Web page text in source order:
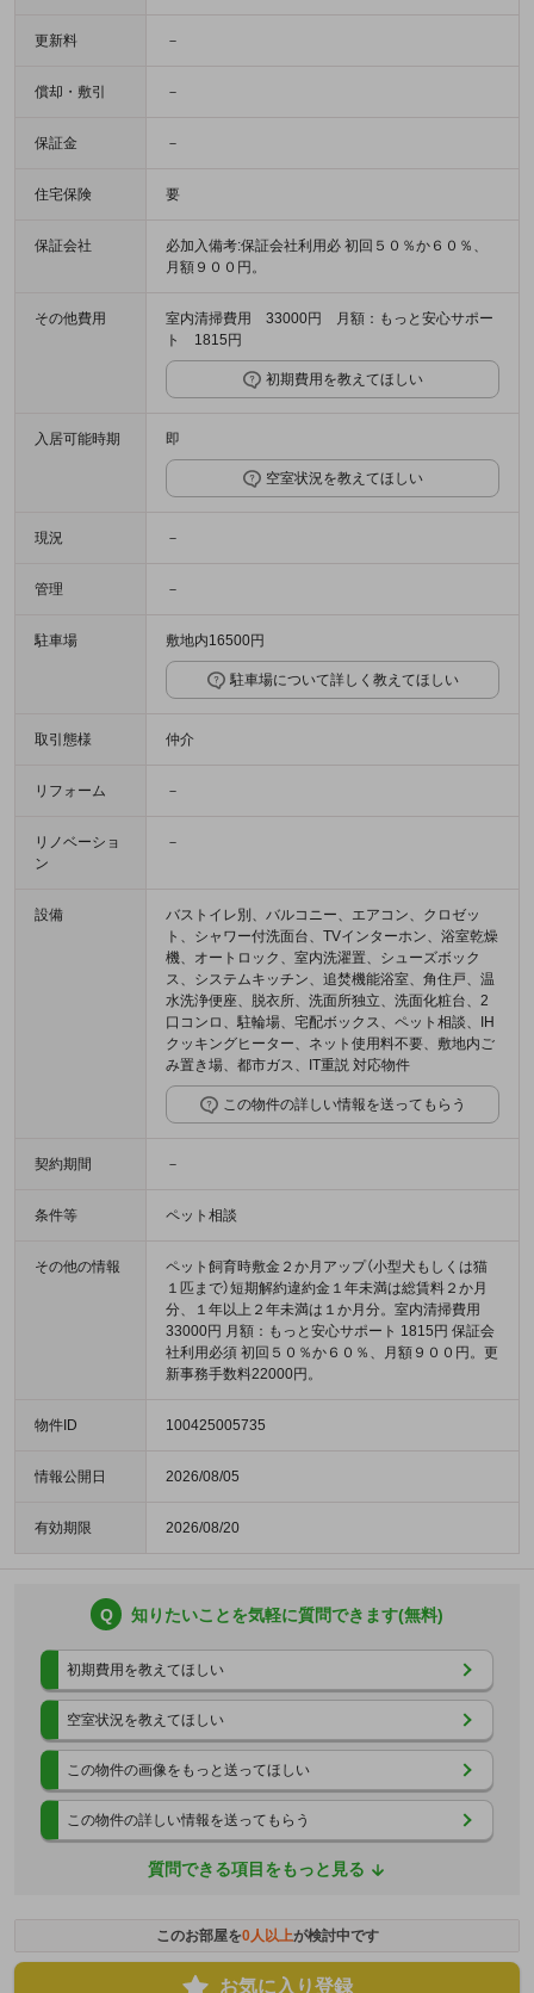
更新料 －
償却・敷引 －
保証金 －
住宅保険 要
保証会社
必加入備考:保証会社利用必 初回５０％か６０％、
月額９００円。
その他費用
室内清掃費用 33000円 月額：もっと安心サポー
ト 1815円
初期費用を教えてほしい
入居可能時期 即
空室状況を教えてほしい
現況 －
管理 －
駐車場 敷地内16500円
駐車場について詳しく教えてほしい
取引態様 仲介
リフォーム －
リノベーショ
ン
－
設備
バストイレ別、バルコニー、エアコン、クロゼッ
ト、シャワー付洗面台、TVインターホン、浴室乾燥
機、オートロック、室内洗濯置、シューズボック
ス、システムキッチン、追焚機能浴室、角住戸、温
水洗浄便座、脱衣所、洗面所独立、洗面化粧台、2
口コンロ、駐輪場、宅配ボックス、ペット相談、IH
クッキングヒーター、ネット使用料不要、敷地内ご
み置き場、都市ガス、IT重説 対応物件
この物件の詳しい情報を送ってもらう
契約期間 －
条件等 ペット相談
その他の情報
ペット飼育時敷金２か月アップ（小型犬もしくは猫
１匹まで）短期解約違約金１年未満は総賃料２か月
分、１年以上２年未満は１か月分。室内清掃費用
33000円 月額：もっと安心サポート 1815円 保証会
社利用必須 初回５０％か６０％、月額９００円。更
新事務手数料22000円。
物件ID 100425005735
情報公開日 2026/08/05
有効期限 2026/08/20
Q 知りたいことを気軽に質問できます(無料)
初期費用を教えてほしい
空室状況を教えてほしい
この物件の画像をもっと送ってほしい
この物件の詳しい情報を送ってもらう
質問できる項目をもっと見る
このお部屋を0人以上が検討中です
お気に入り登録